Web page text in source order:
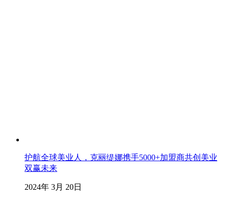
护航全球美业人，克丽缇娜携手5000+加盟商共创美业
双赢未来
2024年 3月 20日